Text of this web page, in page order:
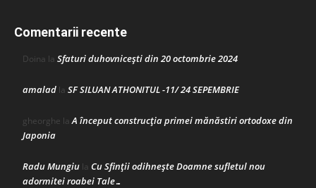
Comentarii recente
Doina la Sfaturi duhovnicești din 20 octombrie 2024
amalad la SF SILUAN ATHONITUL -11/ 24 SEPEMBRIE
gheorghe laA început construcţia primei mănăstiri ortodoxe din
Japonia
Radu Mungiu la Cu Sfinții odihnește Doamne sufletul nou
adormitei roabei Tale…